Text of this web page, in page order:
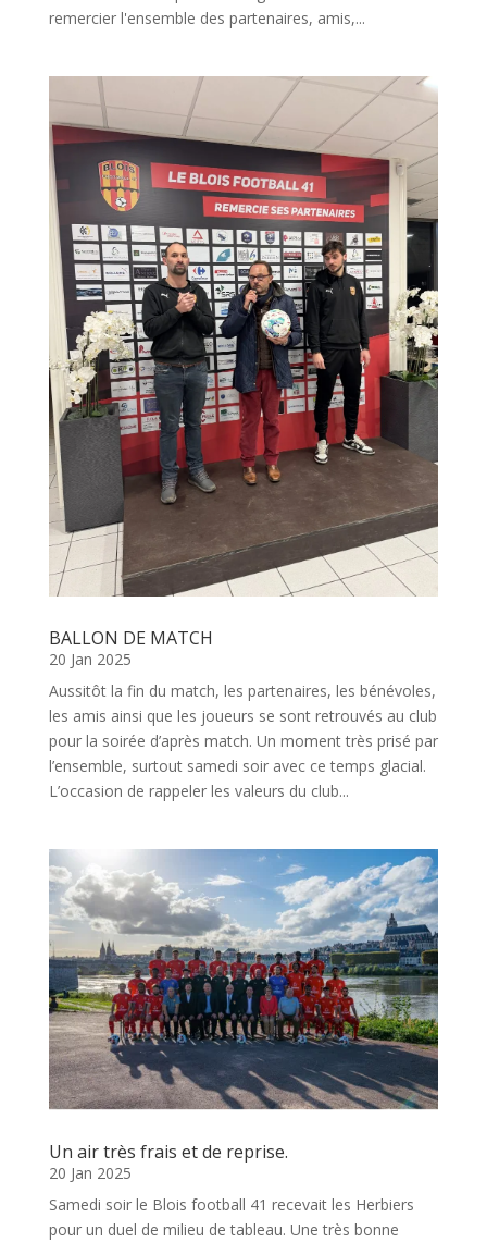
remercier l'ensemble des partenaires, amis,...
BALLON DE MATCH
20 Jan 2025
Aussitôt la fin du match, les partenaires, les bénévoles,
les amis ainsi que les joueurs se sont retrouvés au club
pour la soirée d’après match. Un moment très prisé par
l’ensemble, surtout samedi soir avec ce temps glacial.
L’occasion de rappeler les valeurs du club...
Un air très frais et de reprise.
20 Jan 2025
Samedi soir le Blois football 41 recevait les Herbiers
pour un duel de milieu de tableau. Une très bonne